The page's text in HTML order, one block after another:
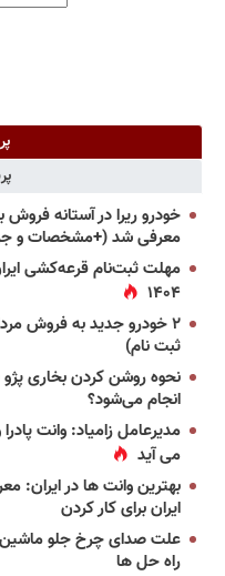
خودرو ریرا در آستانه فروش
معرفی شد (+مشخصات و
مهلت ثبت‌نام قرعه‌کشی
۱۴۰۴
۲ خودرو جدید به فروش
ثبت نام)
نحوه روشن کردن بخاری
انجام می‌شود؟
مدیرعامل زامیاد: وانت
می آید
ایران برای کار کردن
علت صدای چرخ جلو
راه حل ها